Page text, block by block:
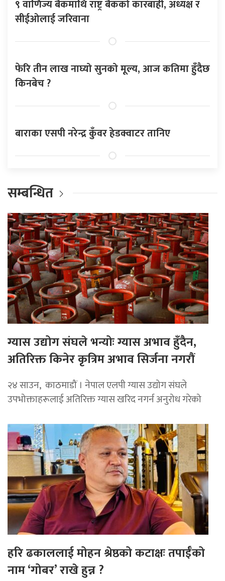
९ वाणिज्य बैंकमाथि राष्ट्र बैंकको कारबाही, अध्यक्ष र
सीईओलाई जरिवाना
फेरि तीन लाख नाघ्यो सुनको मूल्य, आज कतिमा हुँदैछ
किनबेच ?
बाराका एसपी नरेन्द्र कुँवर हेडक्वाटर तानिए
सम्बन्धित
ग्यास उद्योग संघले भन्योः ग्यास अभाव हुँदैन,
अतिरिक्त किनेर कृत्रिम अभाव सिर्जना नगरौं
२४ साउन, काठमाडौं । नेपाल एलपी ग्यास उद्योग संघले
उपभोक्ताहरूलाई अतिरिक्त ग्यास खरिद नगर्न अनुरोध गरेको
हरि ढकाललाई मोहन श्रेष्ठको कटाक्षः तपाईँको
नाम ‘गोबर’ राखे हुन्न ?